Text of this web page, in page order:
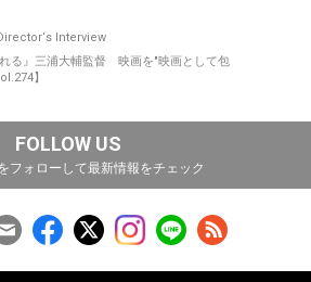
Interview
れる』三浦大輔監督 映画を"映画として包
】
FOLLOW US
フォローして最新情報をチェック